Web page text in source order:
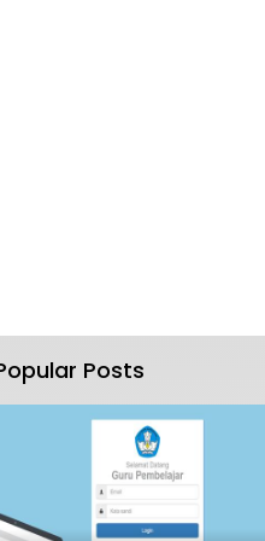
Posts